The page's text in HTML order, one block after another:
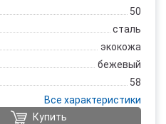
50
сталь
экокожа
бежевый
58
Все характеристики
Купить